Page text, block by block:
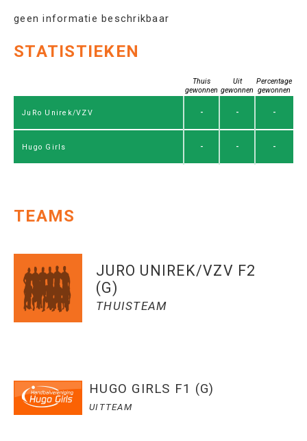
geen informatie beschrikbaar
STATISTIEKEN
Thuis
gewonnen
Uit
gewonnen
Percentage
gewonnen
JuRo Unirek/VZV - - -
Hugo Girls - - -
TEAMS
JURO UNIREK/VZV F2
(G)
THUISTEAM
HUGO GIRLS F1 (G)
UITTEAM